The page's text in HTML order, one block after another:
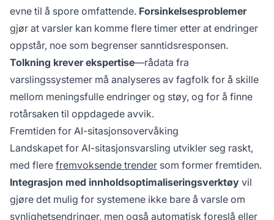
evne til å spore omfattende. Forsinkelsesproblemer
gjør at varsler kan komme flere timer etter at endringer
oppstår, noe som begrenser sanntidsresponsen.
Tolkning krever ekspertise—rådata fra
varslingssystemer må analyseres av fagfolk for å skille
mellom meningsfulle endringer og støy, og for å finne
rotårsaken til oppdagede avvik.
Fremtiden for AI-sitasjonsovervåking
Landskapet for AI-sitasjonsvarsling utvikler seg raskt,
med flere fremvoksende trender som former fremtiden.
Integrasjon med innholdsoptimaliseringsverktøy vil
gjøre det mulig for systemene ikke bare å varsle om
synlighetsendringer, men også automatisk foreslå eller